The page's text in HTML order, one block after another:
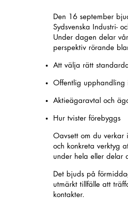
Den 16 september
Sydsvenska Industri-
Under dagen delar
perspektiv rörande
Att välja rätt
Offentlig upphandling
Aktieägaravtal och
Hur tvister förebyggs
Oavsett om du verkar
och konkreta verktyg
under hela eller delar
Det bjuds på
utmärkt tillfälle att
kontakter.